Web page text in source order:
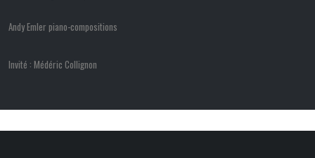
Andy Emler piano-compositions
Invité : Médéric Collignon